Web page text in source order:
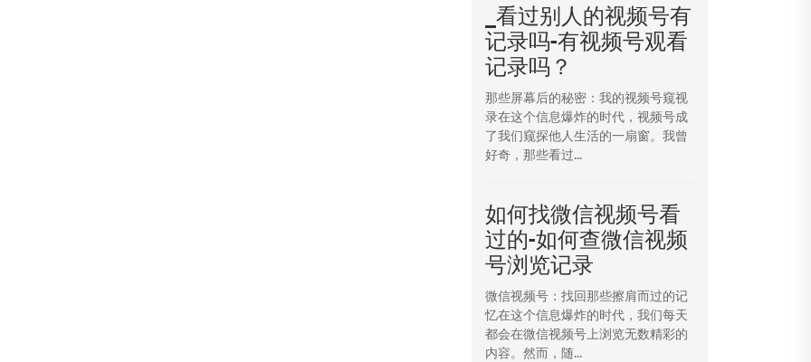
_看过别人的视频号有
记录吗-有视频号观看
记录吗？
那些屏幕后的秘密：我的视频号窥视
录在这个信息爆炸的时代，视频号成
了我们窥探他人生活的一扇窗。我曾
好奇，那些看过...
如何找微信视频号看
过的-如何查微信视频
号浏览记录
微信视频号：找回那些擦肩而过的记
忆在这个信息爆炸的时代，我们每天
都会在微信视频号上浏览无数精彩的
内容。然而，随...